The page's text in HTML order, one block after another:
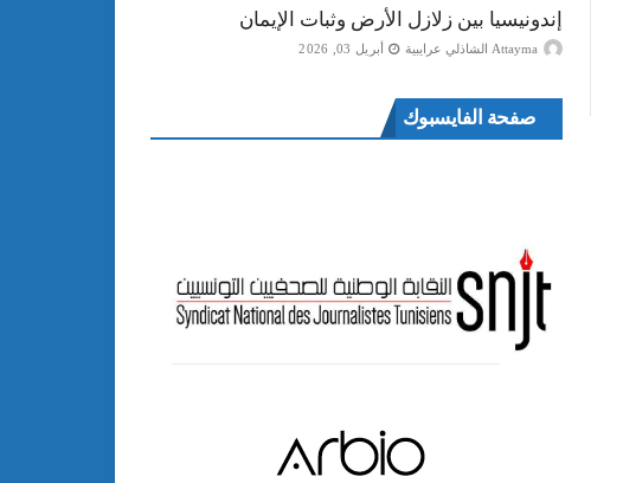
إندونيسيا بين زلازل الأرض وثبات الإيمان
Attayma الشاذلي عرايبية أبريل 03, 2026
صفحة الفايسبوك